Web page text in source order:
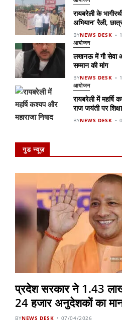
रायबरेली के
अभियान’ रैली,
BYNEWS DESK
आयोजन
लखनऊ में गौ सेवा
सम्मान की मांग
BYNEWS DESK
आयोजन
रायबरेली में महर्षि
राज जयंती पर
BYNEWS DESK
गुड न्यूज़
प्रदेश सरकार ने 1.43 लाख
24 हजार अनुदेशकों का
BYNEWS DESK 07/04/2026